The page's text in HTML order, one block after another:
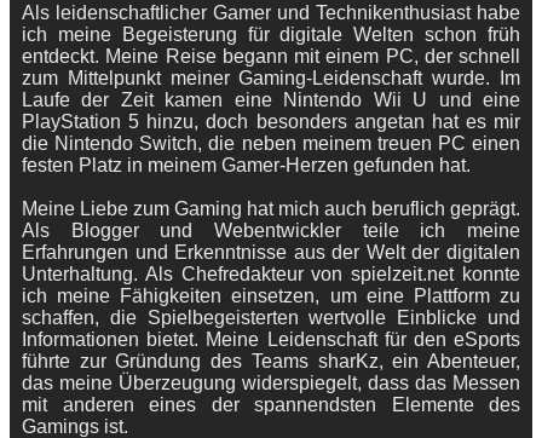
Als leidenschaftlicher Gamer und Technikenthusiast habe
ich meine Begeisterung für digitale Welten schon früh
entdeckt. Meine Reise begann mit einem PC, der schnell
zum Mittelpunkt meiner Gaming-Leidenschaft wurde. Im
Laufe der Zeit kamen eine Nintendo Wii U und eine
PlayStation 5 hinzu, doch besonders angetan hat es mir
die Nintendo Switch, die neben meinem treuen PC einen
festen Platz in meinem Gamer-Herzen gefunden hat.
Meine Liebe zum Gaming hat mich auch beruflich geprägt.
Als Blogger und Webentwickler teile ich meine
Erfahrungen und Erkenntnisse aus der Welt der digitalen
Unterhaltung. Als Chefredakteur von spielzeit.net konnte
ich meine Fähigkeiten einsetzen, um eine Plattform zu
schaffen, die Spielbegeisterten wertvolle Einblicke und
Informationen bietet. Meine Leidenschaft für den eSports
führte zur Gründung des Teams sharKz, ein Abenteuer,
das meine Überzeugung widerspiegelt, dass das Messen
mit anderen eines der spannendsten Elemente des
Gamings ist.